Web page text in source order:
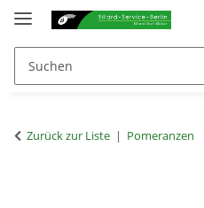
Zurück zur Liste Pomeranzen